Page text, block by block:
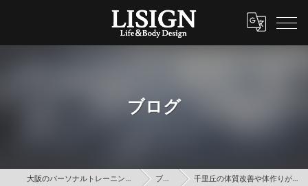
ブログ
大阪のパーソナルトレーニングはLISIGN ブログ 千里丘の体質改善や体作りができるジム